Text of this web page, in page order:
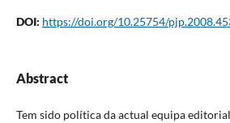
DOI: https://doi.org/10.25754/
Abstract
Tem sido política da actual equipa